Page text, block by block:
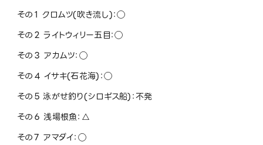
その１ クロムツ(吹き流し)：◯
その２ ライトウィリー五目：◯
その３ アカムツ：◯
その４ イサキ(石花海)：◯
その５ 泳がせ釣り(シロギス船)：不発
その６ 浅場根魚：△
その７ アマダイ：◯